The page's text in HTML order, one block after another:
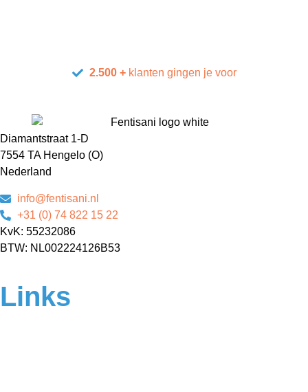
2.500 +klanten gingen je voor
Diamantstraat 1-D
7554 TA Hengelo (O)
Nederland
info@fentisani.nl
+31 (0) 74 822 15 22
KvK: 55232086
BTW: NL002224126B53
Links